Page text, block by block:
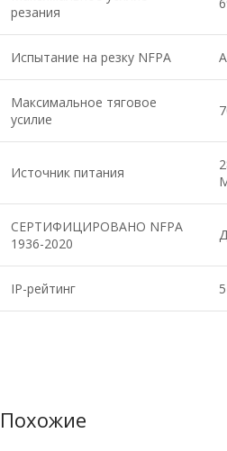
резания
Испытание на резку NFPA
Максимальное тяговое
усилие
Источник питания
СЕРТИФИЦИРОВАНО NFPA
1936-2020
IP-рейтинг
Похожие